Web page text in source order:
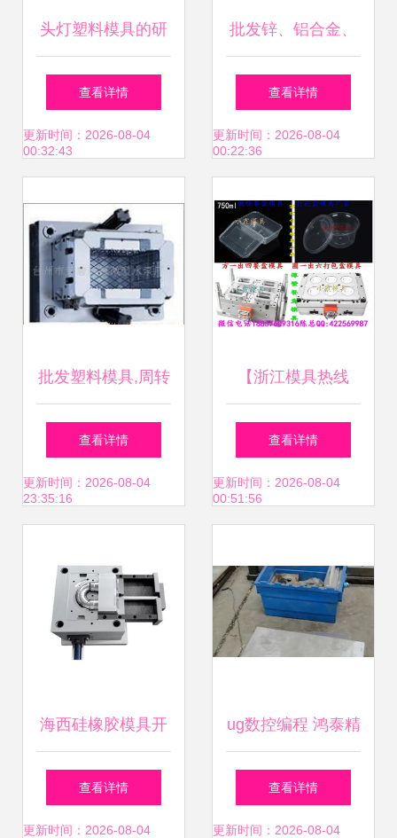
头灯塑料模具的研
制与大型塑胶模具
制造关键技术
查看详情
更新时间：2026-08-04
00:32:43
批发锌、铝合金、
塑料模具加工_机
械及行业设备_世
信息库
查看详情
更新时间：2026-08-04
00:22:36
批发塑料模具,周转
箱模具,喷雾器模具
_机械及行业设备_
品信息库
查看详情
更新时间：2026-08-04
23:35:16
【浙江模具热线
4500毫升保鲜盒模
具黄岩工厂】图片,
库
查看详情
更新时间：2026-08-04
00:51:56
海西硅橡胶模具开
模生产加工
查看详情
更新时间：2026-08-04
ug数控编程 鸿泰精
密塑胶模具厂
查看详情
更新时间：2026-08-04